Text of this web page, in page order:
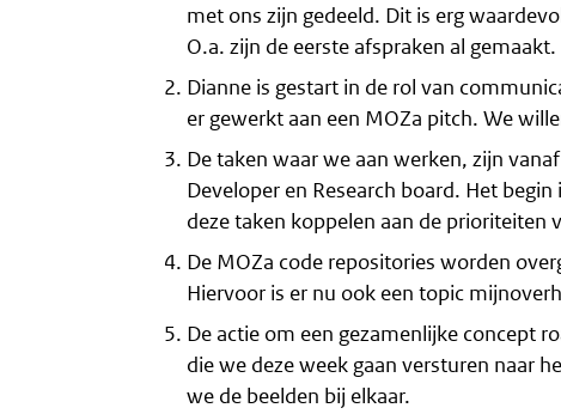
met ons zijn gedeeld. Dit is erg
O.a. zijn de eerste afspraken al gemaakt.
Dianne is gestart in de rol van
er gewerkt aan een MOZa pitch. We
De taken waar we aan werken, zijn
Developer en Research board. Het
deze taken koppelen aan de prioriteiten
De MOZa code repositories worden
Hiervoor is er nu ook een topic
De actie om een gezamenlijke concept
die we deze week gaan versturen naar
we de beelden bij elkaar.